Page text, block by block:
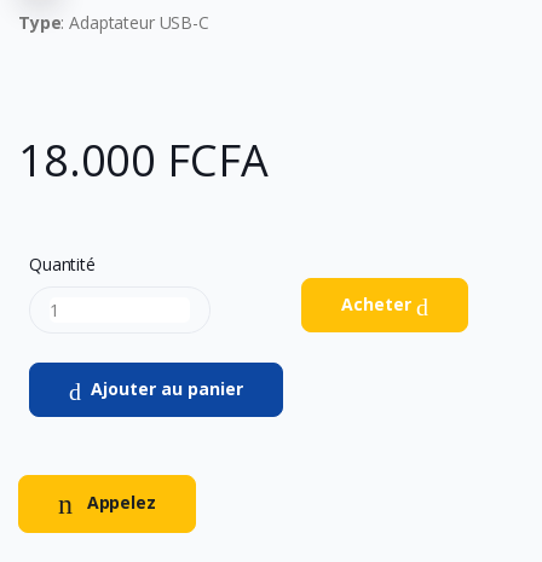
Type: Adaptateur USB-C
18.000 FCFA
Quantité
Ajouter au panier
Acheter
Appelez